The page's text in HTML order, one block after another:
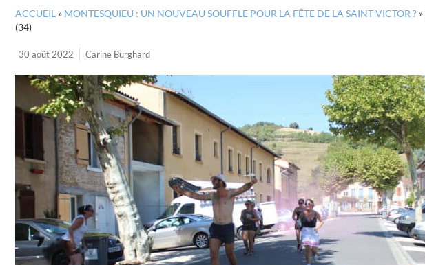
ACCUEIL » MONTESQUIEU : UN NOUVEAU SOUFFLE POUR LA FÊTE DE LA SAINT-VICTOR ? »
(34)
30 août 2022 Carine Burghard